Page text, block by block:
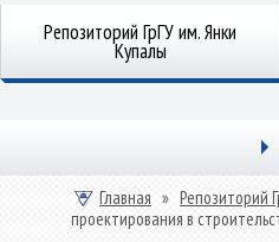
Репозиторий ГрГУ им. Янки
Купалы
Главная » Репозиторий
проектирования в